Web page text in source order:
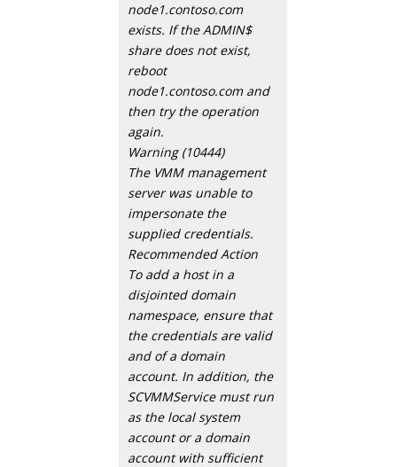
node1.contoso.com
exists. If the ADMIN$
share does not exist,
reboot
node1.contoso.com and
then try the operation
again.
Warning (10444)
The VMM management
server was unable to
impersonate the
supplied credentials.
Recommended Action
To add a host in a
disjointed domain
namespace, ensure that
the credentials are valid
and of a domain
account. In addition, the
SCVMMService must run
as the local system
account or a domain
account with sufficient